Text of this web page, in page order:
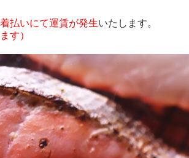
着払いにて運賃が発生いたします。
す）